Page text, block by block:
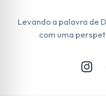
Levando a palavra de
com uma